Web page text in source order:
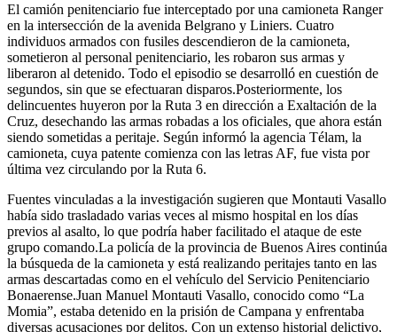
El camión penitenciario fue interceptado por una camioneta Ranger
en la intersección de la avenida Belgrano y Liniers. Cuatro
individuos armados con fusiles descendieron de la camioneta,
sometieron al personal penitenciario, les robaron sus armas y
liberaron al detenido. Todo el episodio se desarrolló en cuestión de
segundos, sin que se efectuaran disparos.Posteriormente, los
delincuentes huyeron por la Ruta 3 en dirección a Exaltación de la
Cruz, desechando las armas robadas a los oficiales, que ahora están
siendo sometidas a peritaje. Según informó la agencia Télam, la
camioneta, cuya patente comienza con las letras AF, fue vista por
última vez circulando por la Ruta 6.
Fuentes vinculadas a la investigación sugieren que Montauti Vasallo
había sido trasladado varias veces al mismo hospital en los días
previos al asalto, lo que podría haber facilitado el ataque de este
grupo comando.La policía de la provincia de Buenos Aires continúa
la búsqueda de la camioneta y está realizando peritajes tanto en las
armas descartadas como en el vehículo del Servicio Penitenciario
Bonaerense.Juan Manuel Montauti Vasallo, conocido como “La
Momia”, estaba detenido en la prisión de Campana y enfrentaba
diversas acusaciones por delitos. Con un extenso historial delictivo,